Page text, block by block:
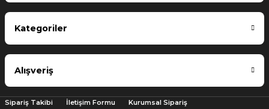
Kategoriler
Alışveriş
Sipariş Takibi İletişim Formu Kurumsal Sipariş